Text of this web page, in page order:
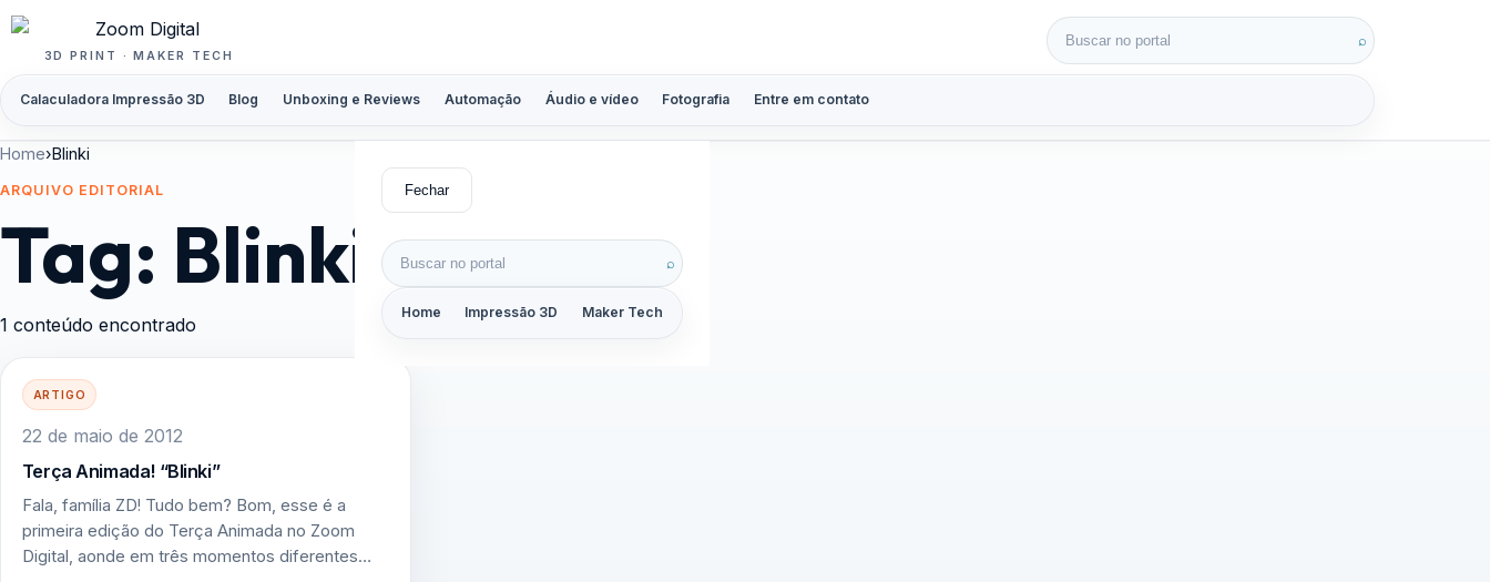
Pular para o conteúdo
3D PRINT · MAKER TECH
Calaculadora Impressão 3D Blog Unboxing e Reviews Automação Áudio e vídeo Fotografia Entre em contato
Buscar por: ⌕
Fechar
Buscar por: ⌕
Home Impressão 3D Maker Tech
Home›Blinki
ARQUIVO EDITORIAL
Tag: Blinki
1 conteúdo encontrado
ARTIGO
22 de maio de 2012
Terça Animada! “Blinki”
Fala, família ZD! Tudo bem? Bom, esse é a
primeira edição do Terça Animada no Zoom
Digital, aonde em três momentos diferentes…